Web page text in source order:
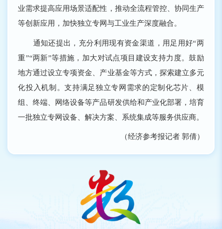
业需求提高应用场景适配性，推动全流程管控、协同生产
等创新应用，加快独立专网与工业生产深度融合。
通知还提出，充分利用现有资金渠道，用足用好“两
重”“两新”等措施，加大对试点项目建设支持力度。鼓励
地方通过设立专项资金、产业基金等方式，探索建立多元
化投入机制。支持满足独立专网需求的定制化芯片、模
组、终端、网络设备等产品研发供给和产业化部署，培育
一批独立专网设备、解决方案、系统集成等服务供应商。
（经济参考报记者 郭倩）